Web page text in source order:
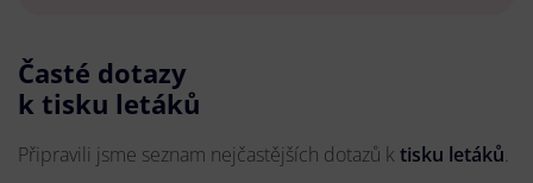
Časté dotazy
k tisku letáků
Připravili jsme seznam nejčastějších dotazů k tisku letáků.